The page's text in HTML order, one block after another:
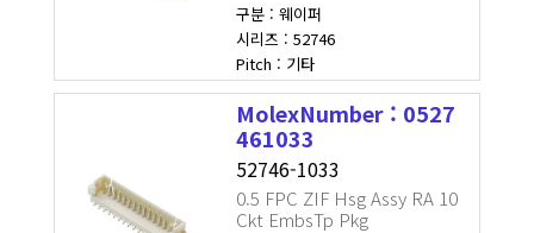
구분 : 웨이퍼
시리즈 : 52746
Pitch : 기타
MolexNumber : 0527
461033
52746-1033
0.5 FPC ZIF Hsg Assy RA 10
Ckt EmbsTp Pkg